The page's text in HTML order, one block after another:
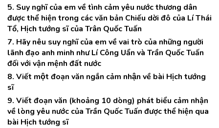
5. Suy nghĩ của em về tình cảm yêu nước thương dân
được thể hiện trong các văn bản Chiếu dời đô của Lí Thái
Tổ, Hịch tướng sĩ của Trân Quốc Tuấn
7. Hãy nêu suy nghĩ của em về vai trò của những người
lãnh đạo anh minh như Lí Công Uẩn và Trần Quốc Tuấn
đối với vận mệnh đất nước
8. Viết một đoạn văn ngắn cảm nhận về bài Hịch tướng
sĩ
9. Viết đoạn văn (khoảng 10 dòng) phát biểu cảm nhận
về lòng yêu nước của Trần Quốc Tuấn được thể hiện qua
bài Hịch tướng sĩ